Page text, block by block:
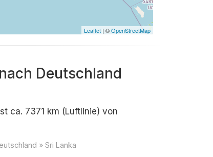
Leaflet | ©OpenStreetMap
Deutschland
ca. 7371 km (Luftlinie) von
» Sri Lanka